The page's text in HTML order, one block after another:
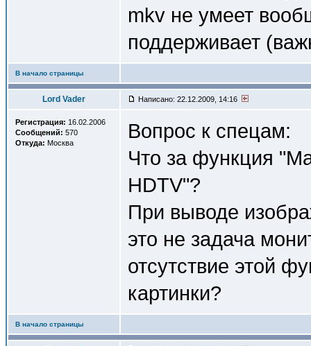
mkv не умеет
поддерживает
В начало страницы
Lord Vader Написано: 22.12.2009, 14:16
Регистрация: 16.02.2006
Сообщений: 570
Откуда: Москва
Вопрос к спецам:
Что за функция
HDTV"?
При выводе
это не задача
отсутствие этой
картинки?
В начало страницы